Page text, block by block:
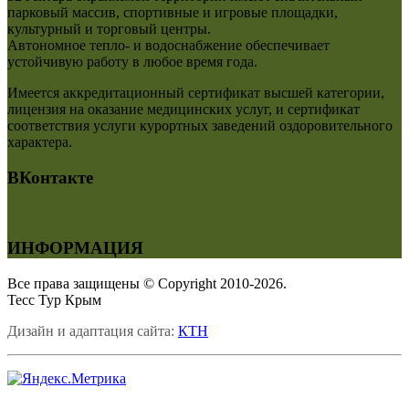
парковый массив, спортивные и игровые площадки,
культурный и торговый центры.
Автономное тепло- и водоснабжение обеспечивает
устойчивую работу в любое время года.
Имеется аккредитационный сертификат высшей категории,
лицензия на оказание медицинских услуг, и сертификат
соответствия услуги курортных заведений оздоровительного
характера.
ВКонтакте
ИНФОРМАЦИЯ
Все права защищены © Copyright 2010-2026.
Тесс Тур Крым
Дизайн и адаптация сайта: КТН